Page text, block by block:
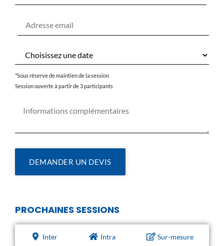
*Sous réserve de maintien de la session
Session ouverte à partir de 3 participants
DEMANDER UN DEVIS
PROCHAINES SESSIONS
Inter Intra Sur-mesure